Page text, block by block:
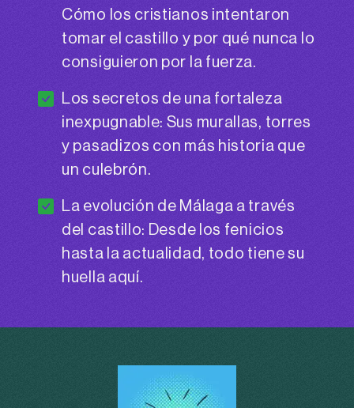
Cómo los cristianos intentaron
tomar el castillo y por qué nunca lo
consiguieron por la fuerza.
Los secretos de una fortaleza
inexpugnable: Sus murallas, torres
y pasadizos con más historia que
un culebrón.
La evolución de Málaga a través
del castillo: Desde los fenicios
hasta la actualidad, todo tiene su
huella aquí.